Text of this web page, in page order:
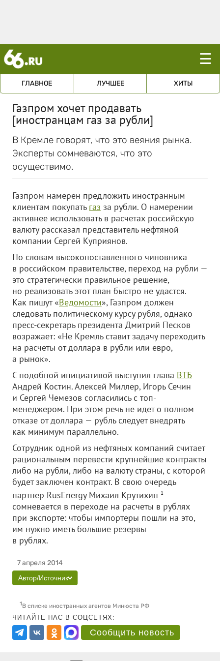
☰
ГЛАВНОЕ ЛУЧШЕЕ ХИТЫ
Газпром хочет продавать
[иностранцам газ за рубли]
В Кремле говорят, что это веяния рынка.
Эксперты сомневаются, что это
осуществимо.
Газпром намерен предложить иностранным
клиентам покупать газ за рубли. О намерении
активнее использовать в расчетах российскую
валюту рассказал представитель нефтяной
компании Сергей Куприянов.
По словам высокопоставленного чиновника
в российском правительстве, переход на рубли —
это стратегически правильное решение,
но реализовать этот план быстро не удастся.
Как пишут «Ведомости», Газпром должен
следовать политическому курсу рубля, однако
пресс-секретарь президента Дмитрий Песков
возражает: «Не Кремль ставит задачу переходить
на расчеты от доллара в рубли или евро,
а рынок».
С подобной инициативой выступил глава ВТБ
Андрей Костин. Алексей Миллер, Игорь Сечин
и Сергей Чемезов согласились с топ-
менеджером. При этом речь не идет о полном
отказе от доллара — рубль следует внедрять
как минимум параллельно.
Сотрудник одной из нефтяных компаний считает
рациональным перевести крупнейшие контракты
либо на рубли, либо на валюту страны, с которой
будет заключен контракт. В свою очередь
партнер RusEnergy Михаил Крутихин 1
сомневается в переходе на расчеты в рублях
при экспорте: чтобы импортеры пошли на это,
им нужно иметь большие резервы
в рублях.
7 апреля 2014
Автор/Источник
1В списке иностранных агентов Минюста РФ
ЧИТАЙТЕ НАС В СОЦСЕТЯХ:
Сообщить новость